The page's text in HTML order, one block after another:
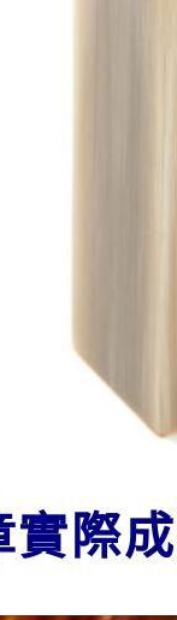
實際